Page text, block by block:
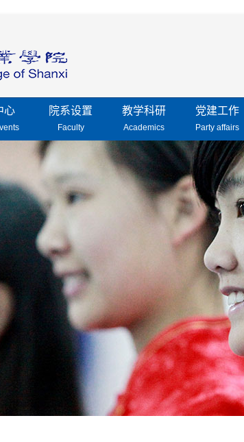
心 院系设置
Faculty
教学科研
Academics
党建工作
Party affairs